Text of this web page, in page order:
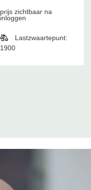
prijs zichtbaar na
inloggen
Lastzwaartepunt:
1900